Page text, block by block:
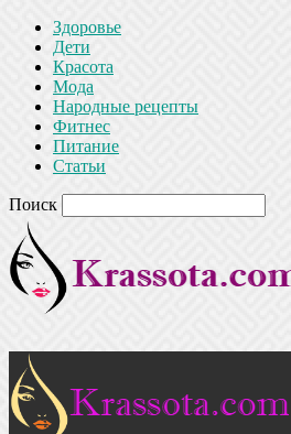
Здоровье
Дети
Красота
Мода
Народные рецепты
Фитнес
Питание
Статьи
Поиск